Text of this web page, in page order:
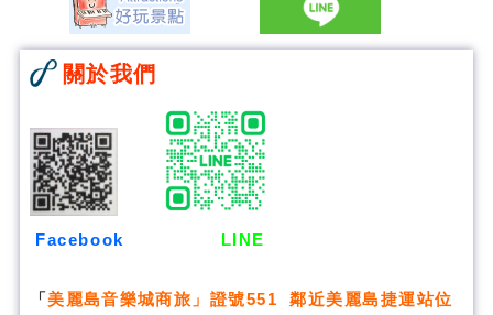
關於我們
Facebook LINE
「美麗島音樂城商旅 」證號551 鄰近美麗島捷運站位